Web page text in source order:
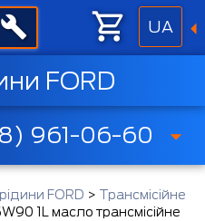
UA
FORD
961-06-60
FORD > Трансмісійне
1L масло трансмісійне